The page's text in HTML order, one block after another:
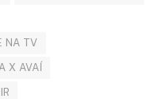
NA TV
X AVAÍ